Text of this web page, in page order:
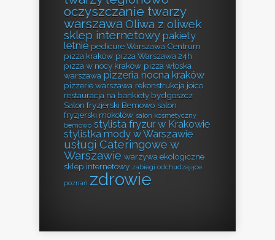
oczyszczanie twarzy
warszawa Oliwa z oliwek
sklep internetowy pakiety
letnie pedicure Warszawa Centrum
pizza kraków pizza Warszawa 24h
pizza w nocy kraków pizza włoska
warszawa pizzeria nocna kraków
pizzerie warszawa rekonstrukcja joico
restauracja na bankiety bydgoszcz
Salon fryzjerski Bemowo salon
fryzjerski mokotów salon kosmetyczny
bemowo stylista fryzur w Krakowie
stylistka mody w Warszawie
usługi Cateringowe w
Warszawie warzywa ekologiczne
sklep internetowy zabiegi odchudzające
poznań zdrowie